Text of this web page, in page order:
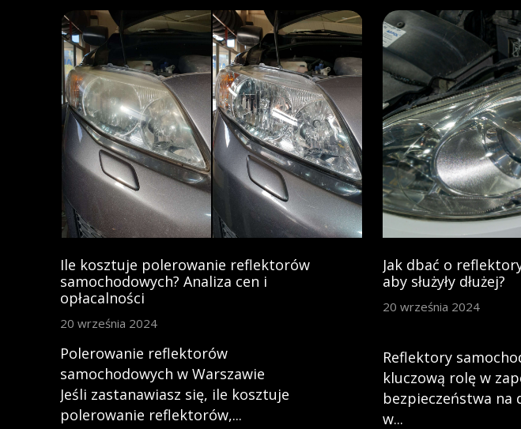
Ile kosztuje polerowanie reflektorów
samochodowych? Analiza cen i
opłacalności
20 września 2024
Polerowanie reflektorów
samochodowych w Warszawie
Jeśli zastanawiasz się, ile kosztuje
polerowanie reflektorów,...
Jak dbać o
aby służyły dłużej?
20 września 2024
Reflektory
kluczową rolę w
bezpieczeństwa na
w...